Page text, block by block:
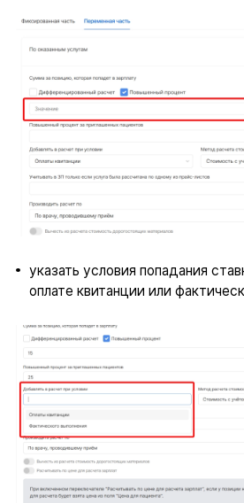
указать условия попадания
оплате квитанции или